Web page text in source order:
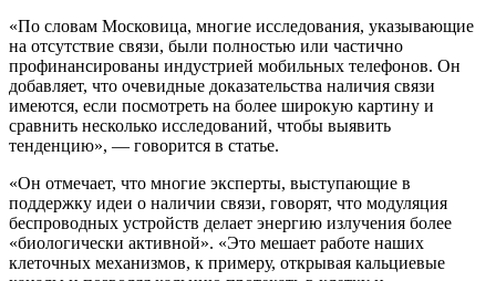
«По словам Московица, многие исследования, указывающие
на отсутствие связи, были полностью или частично
профинансированы индустрией мобильных телефонов. Он
добавляет, что очевидные доказательства наличия связи
имеются, если посмотреть на более широкую картину и
сравнить несколько исследований, чтобы выявить
тенденцию», — говорится в статье.
«Он отмечает, что многие эксперты, выступающие в
поддержку идеи о наличии связи, говорят, что модуляция
беспроводных устройств делает энергию излучения более
«биологически активной». «Это мешает работе наших
клеточных механизмов, к примеру, открывая кальциевые